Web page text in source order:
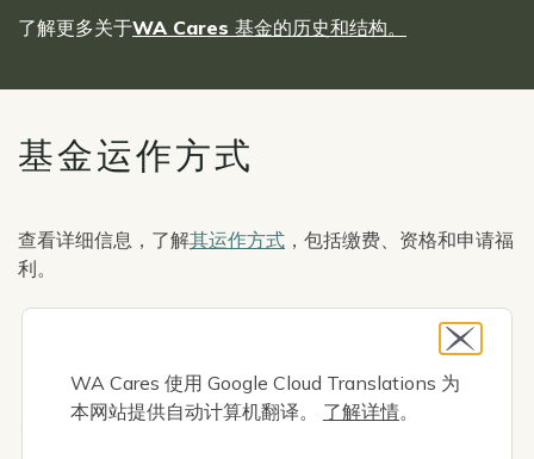
了解更多关于WA Cares 基金的历史和结构。
基金运作方式
查看详细信息，了解其运作方式 ，包括缴费、资格和申请福
利。
WA Cares 使用 Google Cloud Translations 为
本网站提供自动计算机翻译。 了解详情。